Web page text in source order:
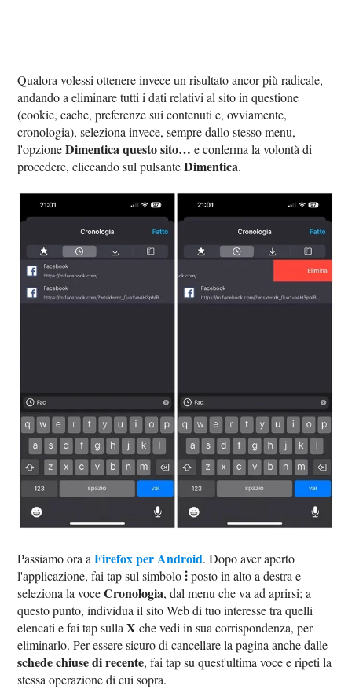
Qualora volessi ottenere invece un risultato ancor più radicale,
andando a eliminare tutti i dati relativi al sito in questione
(cookie, cache, preferenze sui contenuti e, ovviamente,
cronologia), seleziona invece, sempre dallo stesso menu,
l'opzioneDimentica questo sito… e conferma la volontà di
procedere, cliccando sul pulsanteDimentica.
Passiamo ora aFirefox per Android. Dopo aver aperto
l'applicazione, fai tap sul simbolo⫶posto in alto a destra e
seleziona la voceCronologia, dal menu che va ad aprirsi; a
questo punto, individua il sito Web di tuo interesse tra quelli
elencati e fai tap sullaX che vedi in sua corrispondenza, per
eliminarlo. Per essere sicuro di cancellare la pagina anche dalle
schede chiuse di recente, fai tap su quest'ultima voce e ripeti la
stessa operazione di cui sopra.